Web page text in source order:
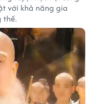
với khả năng gia
thế.